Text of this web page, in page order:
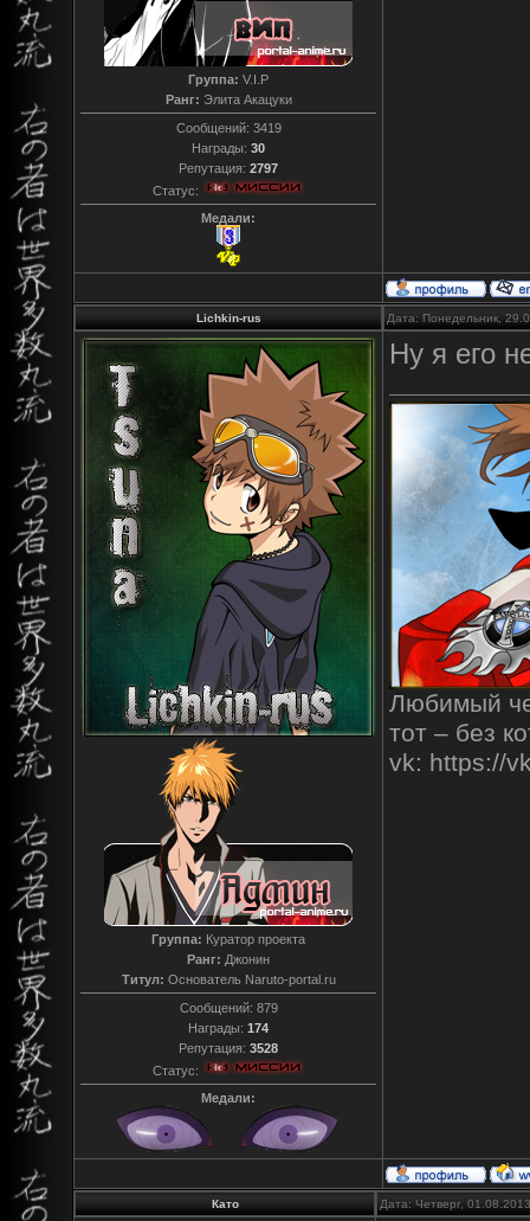
Группа: V.I.P
Ранг: Элита Акацуки
Сообщений: 3419
Награды: 30
Репутация: 2797
Статус:
Медали:
Lichkin-rus Дата: Понедельник,
Группа: Куратор проекта
Ранг: Джонин
Титул: Основатель Naruto-portal.ru
Сообщений: 879
Награды: 174
Репутация: 3528
Статус:
Медали:
Ну я его
Любимый
тот – без
vk: https://
Като Дата: Четверг,